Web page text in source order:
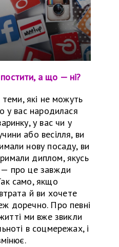
а що — ні?
теми, які не можуть
у вас народилася
у вас чи у
або весілля, ви
нову посаду, ви
диплом, якусь
— про це завжди
само, якщо
й ви хочете
доречно. Про певні
ми вже звикли
всоцмережах, і